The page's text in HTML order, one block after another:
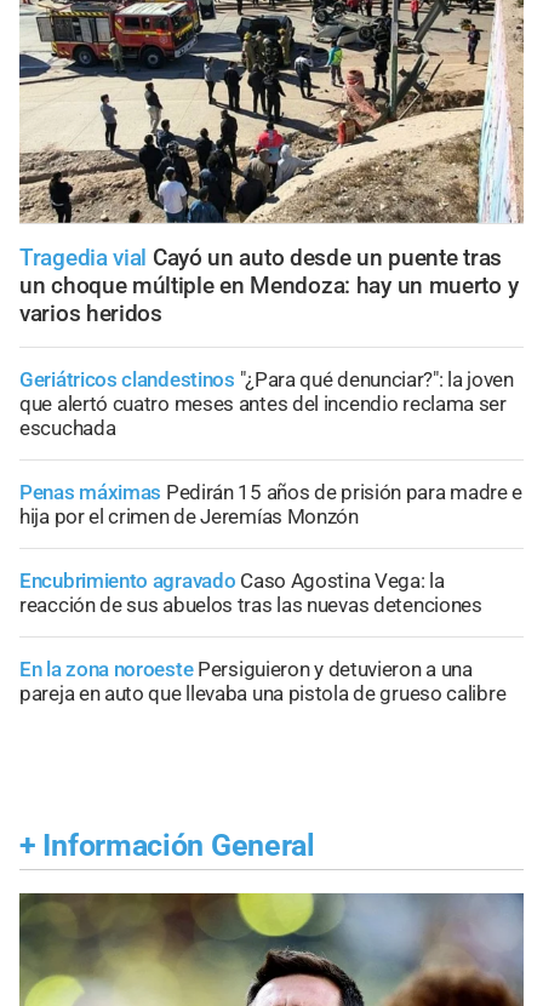
Tragedia vial Cayó un auto desde un puente tras
un choque múltiple en Mendoza: hay un muerto y
varios heridos
Geriátricos clandestinos "¿Para qué denunciar?": la joven
que alertó cuatro meses antes del incendio reclama ser
escuchada
Penas máximas Pedirán 15 años de prisión para madre e
hija por el crimen de Jeremías Monzón
Encubrimiento agravado Caso Agostina Vega: la
reacción de sus abuelos tras las nuevas detenciones
En la zona noroeste Persiguieron y detuvieron a una
pareja en auto que llevaba una pistola de grueso calibre
+ Información General